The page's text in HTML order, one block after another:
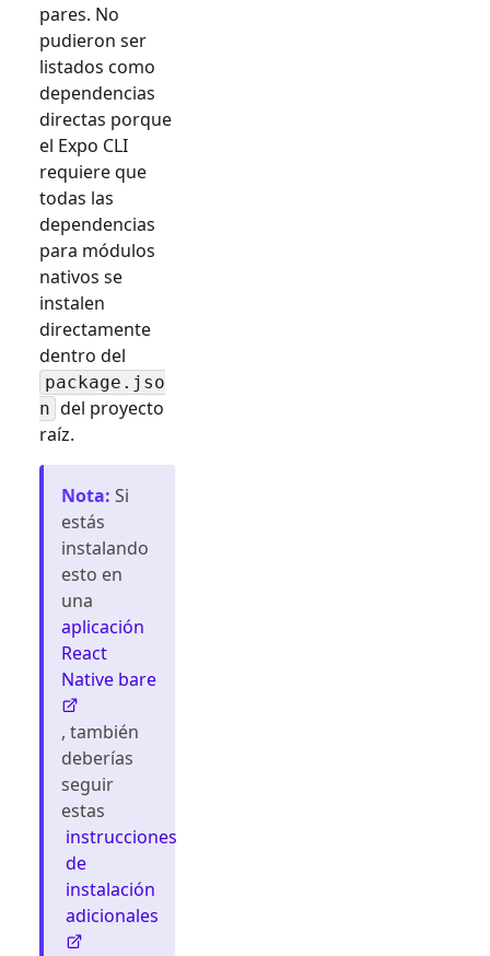
pares. No
pudieron ser
listados como
dependencias
directas porque
el Expo CLI
requiere que
todas las
dependencias
para módulos
nativos se
instalen
directamente
dentro del
package.jso
n del proyecto
raíz.
Nota: Si
estás
instalando
esto en
una
aplicación
React
Native bare
, también
deberías
seguir
estas
instrucciones
de
instalación
adicionales